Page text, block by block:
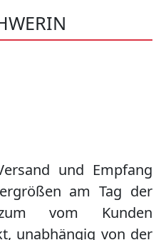
und Empfang
am Tag der
vom Kunden
unabhängig von der